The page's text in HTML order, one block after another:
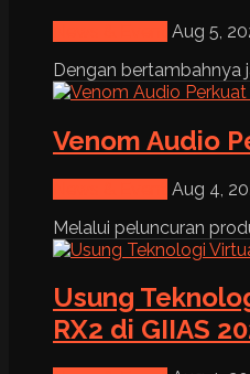
Aug 5,
Dengan bertambahnya
Venom Audio
Aug 4,
Melalui peluncuran
Usung
RX2 di GIIAS